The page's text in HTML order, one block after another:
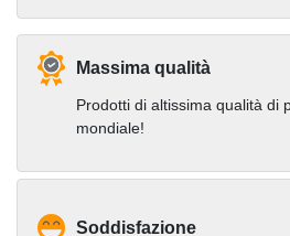
Massima qualità
Prodotti di altissima qualità di
mondiale!
Soddisfazione